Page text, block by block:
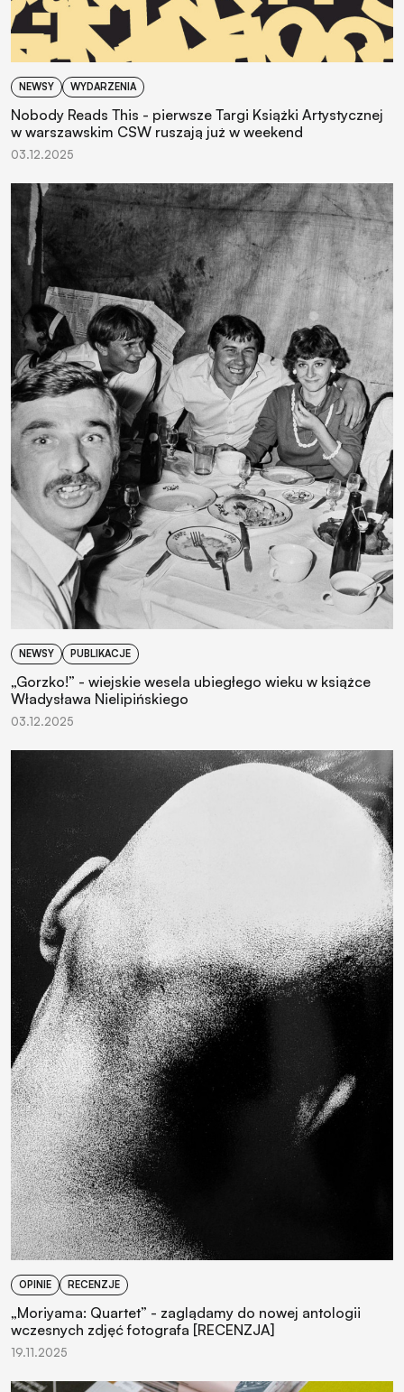
NEWSY WYDARZENIA
Nobody Reads This - pierwsze Targi Książki Artystycznej
w warszawskim CSW ruszają już w weekend
03.12.2025
NEWSY PUBLIKACJE
„Gorzko!” - wiejskie wesela ubiegłego wieku w książce
Władysława Nielipińskiego
03.12.2025
OPINIE RECENZJE
„Moriyama: Quartet” - zaglądamy do nowej antologii
wczesnych zdjęć fotografa [RECENZJA]
19.11.2025